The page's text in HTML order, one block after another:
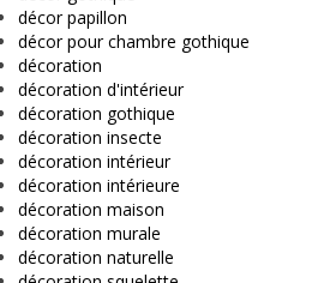
décor papillon
décor pour chambre gothique
décoration
décoration d'intérieur
décoration gothique
décoration insecte
décoration intérieur
décoration intérieure
décoration maison
décoration murale
décoration naturelle